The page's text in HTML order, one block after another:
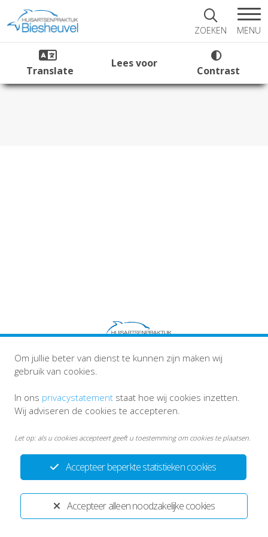
ZOEKEN MENU
Translate
Lees voor
Contrast
Privacystatement
Ontwikkeld door: Yardzorgsites.nl
Accepteer alleen noodzakelijke cookies
Accepteer beperkte statistieken cookies
Om jullie beter van dienst te kunnen zijn maken wij
gebruik van cookies.
In ons privacystatement staat hoe wij cookies inzetten.
Wij adviseren de cookies te accepteren.
Let op: als u cookies accepteert geeft u toestemming om cookies te plaatsen.